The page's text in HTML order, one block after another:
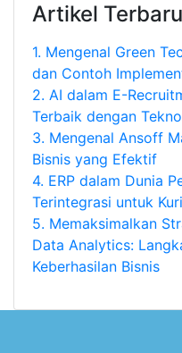
Artikel Terbaru
1. Mengenal Green
dan Contoh
2. AI dalam E-
Terbaik dengan
3. Mengenal Ansoff
Bisnis yang Efektif
4. ERP dalam Dunia
Terintegrasi untuk
5. Memaksimalkan
Data Analytics:
Keberhasilan Bisnis